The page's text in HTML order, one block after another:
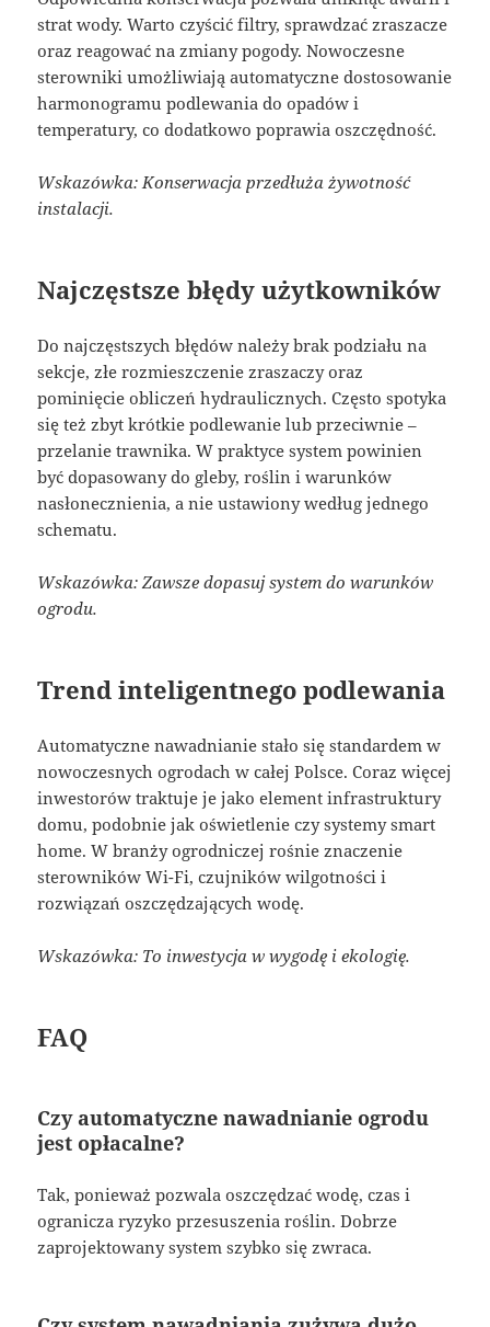
strat wody. Warto czyścić filtry, sprawdzać zraszacze
oraz reagować na zmiany pogody. Nowoczesne
sterowniki umożliwiają automatyczne dostosowanie
harmonogramu podlewania do opadów i
temperatury, co dodatkowo poprawia oszczędność.
Wskazówka: Konserwacja przedłuża żywotność
instalacji.
Najczęstsze błędy użytkowników
Do najczęstszych błędów należy brak podziału na
sekcje, złe rozmieszczenie zraszaczy oraz
pominięcie obliczeń hydraulicznych. Często spotyka
się też zbyt krótkie podlewanie lub przeciwnie –
przelanie trawnika. W praktyce system powinien
być dopasowany do gleby, roślin i warunków
nasłonecznienia, a nie ustawiony według jednego
schematu.
Wskazówka: Zawsze dopasuj system do warunków
ogrodu.
Trend inteligentnego podlewania
Automatyczne nawadnianie stało się standardem w
nowoczesnych ogrodach w całej Polsce. Coraz więcej
inwestorów traktuje je jako element infrastruktury
domu, podobnie jak oświetlenie czy systemy smart
home. W branży ogrodniczej rośnie znaczenie
sterowników Wi-Fi, czujników wilgotności i
rozwiązań oszczędzających wodę.
Wskazówka: To inwestycja w wygodę i ekologię.
FAQ
Czy automatyczne nawadnianie ogrodu
jest opłacalne?
Tak, ponieważ pozwala oszczędzać wodę, czas i
ogranicza ryzyko przesuszenia roślin. Dobrze
zaprojektowany system szybko się zwraca.